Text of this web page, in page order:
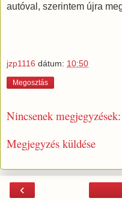
autóval, szerintem újra
jzp1116 dátum: 10:50
Megosztás
Nincsenek megjegyzések:
Megjegyzés küldése
‹